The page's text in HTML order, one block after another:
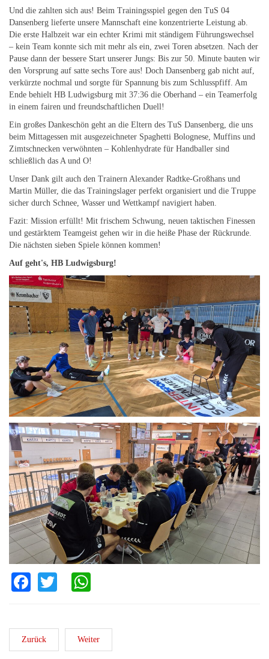
Und die zahlten sich aus! Beim Trainingsspiel gegen den TuS 04
Dansenberg lieferte unsere Mannschaft eine konzentrierte Leistung ab.
Die erste Halbzeit war ein echter Krimi mit ständigem Führungswechsel
– kein Team konnte sich mit mehr als ein, zwei Toren absetzen. Nach der
Pause dann der bessere Start unserer Jungs: Bis zur 50. Minute bauten wir
den Vorsprung auf satte sechs Tore aus! Doch Dansenberg gab nicht auf,
verkürzte nochmal und sorgte für Spannung bis zum Schlusspfiff. Am
Ende behielt HB Ludwigsburg mit 37:36 die Oberhand – ein Teamerfolg
in einem fairen und freundschaftlichen Duell!
Ein großes Dankeschön geht an die Eltern des TuS Dansenberg, die uns
beim Mittagessen mit ausgezeichneter Spaghetti Bolognese, Muffins und
Zimtschnecken verwöhnten – Kohlenhydrate für Handballer sind
schließlich das A und O!
Unser Dank gilt auch den Trainern Alexander Radtke-Großhans und
Martin Müller, die das Trainingslager perfekt organisiert und die Truppe
sicher durch Schnee, Wasser und Wettkampf navigiert haben.
Fazit: Mission erfüllt! Mit frischem Schwung, neuen taktischen Finessen
und gestärktem Teamgeist gehen wir in die heiße Phase der Rückrunde.
Die nächsten sieben Spiele können kommen!
Auf geht's, HB Ludwigsburg!
Facebook
Twitter
Zurück Weiter